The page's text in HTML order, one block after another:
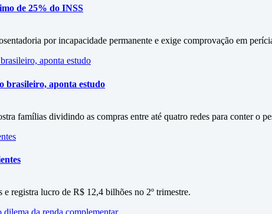
de 25% do INSS
por incapacidade permanente e exige comprovação em
brasileiro, aponta estudo
famílias dividindo as compras entre até quatro redes para conter o
registra lucro de R$ 12,4 bilhões no 2º trimestre.